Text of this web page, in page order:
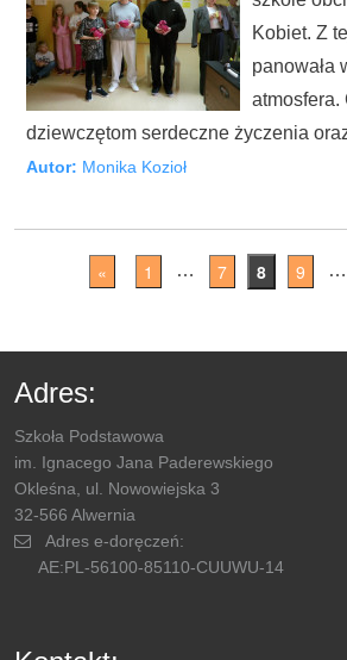
Kobiet. Z
panowała
atmosfera.
dziewczętom serdeczne życzenia
Autor: Monika Kozioł
« 1 … 7 8 9 …
Adres:
Szkoła Podstawowa
im. Ignacego Jana Paderewskiego
Okleśna, ul. Nowowiejska 3
32-566 Alwernia
Adres e-doręczeń:
AE:PL-56100-85110-CUUWU-14